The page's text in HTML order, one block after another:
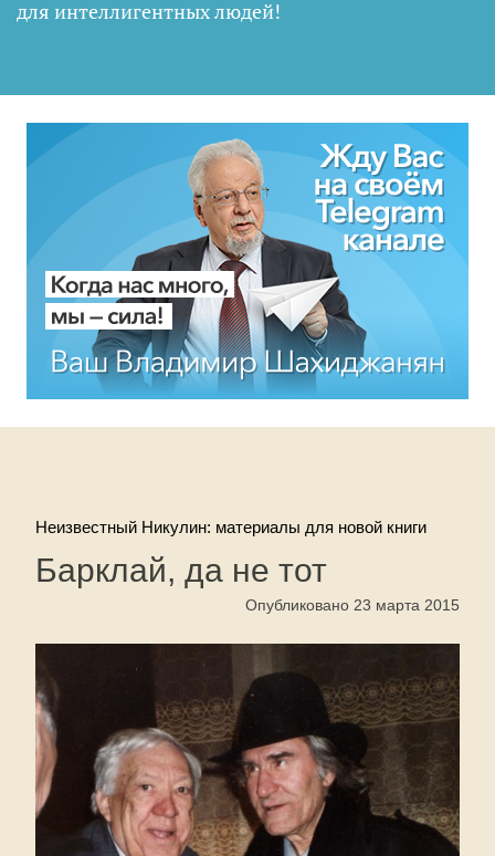
для интеллигентных людей!
Неизвестный Никулин: материалы для новой книги
Барклай, да не тот
Опубликовано 23 марта 2015